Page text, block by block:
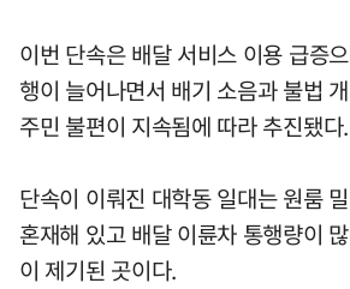
이번 단속은 배달 서비스 이용 급증
행이 늘어나면서 배기 소음과 불법
주민 불편이 지속됨에 따라 추진됐다.
단속이 이뤄진 대학동 일대는 원룸
혼재해 있고 배달 이륜차 통행량이
이 제기된 곳이다.